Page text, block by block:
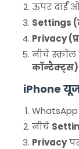
ऊपर दाईं
Settings
Privacy
नीचे
कॉन्टैक्ट्स)
iPhone
नीचे
Privacy